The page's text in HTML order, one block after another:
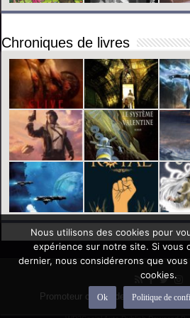
Chroniques de livres
Promoteur officiel des mondes de
Nous utilisons des cookies pour
expérience sur notre site. Si vous
dernier, nous considérerons que
cookies.
Ok Politique de